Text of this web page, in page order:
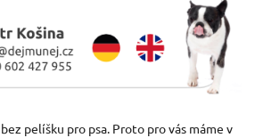
pelíšku pro psa. Proto pro vás máme v